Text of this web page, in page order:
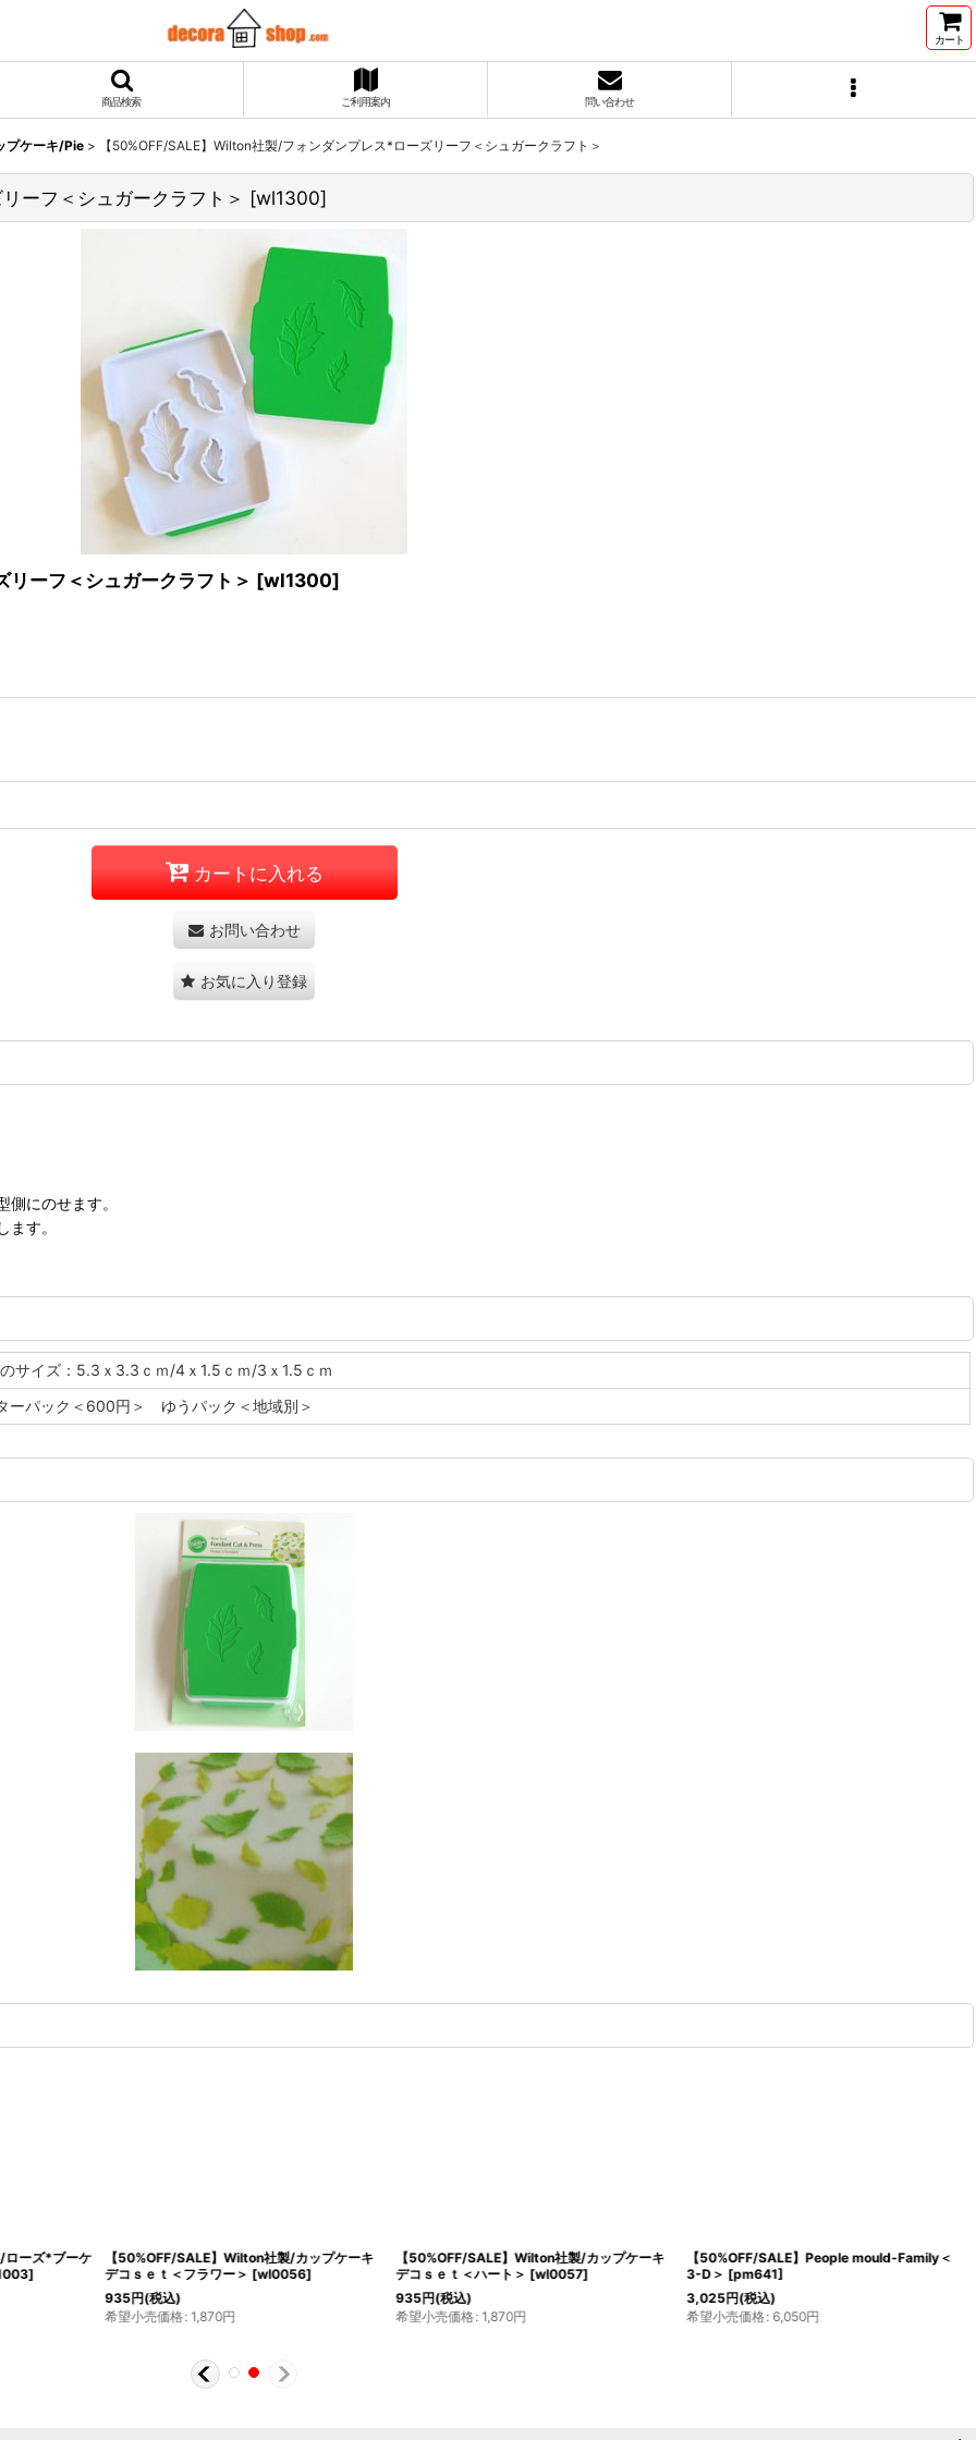
カート
商品検索 ご利用案内 問い合わせ
プケーキ/Pie > 【50%OFF/SALE】Wilton社製/フォンダンプレス*ローズリーフ＜シュガークラフト＞
ーフ＜シュガークラフト＞ [wl1300]
ーフ＜シュガークラフト＞ [wl1300]
カートに入れる
お問い合わせ
お気に入り登録
にのせます。
す。
サイズ：5.3ｘ3.3ｃｍ/4ｘ1.5ｃｍ/3ｘ1.5ｃｍ
パック＜600円＞ ゆうパック＜地域別＞
ーズ*ブーケ
]
【50%OFF/SALE】Wilton社製/カップケーキ
デコｓｅｔ＜フラワー＞ [wl0056]
935円(税込)
希望小売価格: 1,870円
【50%OFF/SALE】Wilton社製/カップケーキ
デコｓｅｔ＜ハート＞ [wl0057]
935円(税込)
希望小売価格: 1,870円
【50%OFF/SALE】People mould-Family＜
3-D＞ [pm641]
3,025円(税込)
希望小売価格: 6,050円